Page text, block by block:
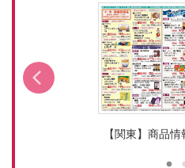
【関東】商品